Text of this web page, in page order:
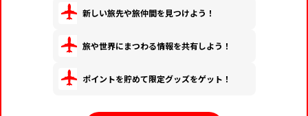
新しい旅先や旅仲間を見つけよう！
旅や世界にまつわる情報を共有しよう！
ポイントを貯めて限定グッズをゲット！